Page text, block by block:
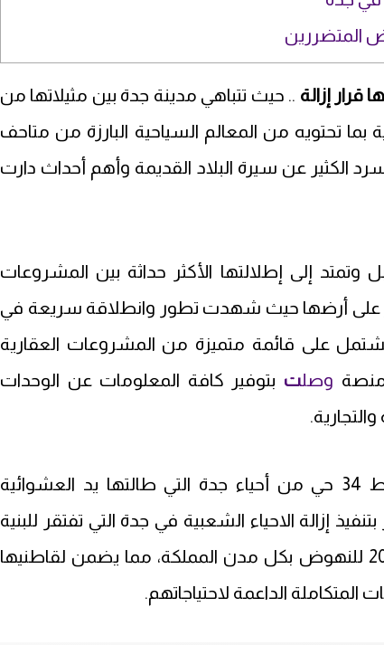
المتضررين
قرار إزالة .. حيث تتباهي مدينة جدة بين مثيلاتها من
تحتويه من المعالم السياحية البارزة من متاحف
الكثير عن سيرة البلاد القديمة وأهم أحداث دارت
إلى إطلالتها الأكثر حداثة بين المشروعات
على أرضها حيث شهدت تطور وانطلاقة سريعة في
على قائمة متميزة من المشروعات العقارية
منصة وصلت بتوفير كافة المعلومات عن الوحدات
وعزمت الحكومة على إعادة تخطيط 34 حي من أحياء جدة التي طالتها يد العشوائية
إزالة الاحياء الشعبية في جدة التي تفتقر للبنية
التحتية الحديثة التي تكفلها رؤية 2030 للنهوض بكل مدن المملكة، مما يضمن لقاطنيها
المتكاملة الداعمة لاحتياجاتهم.